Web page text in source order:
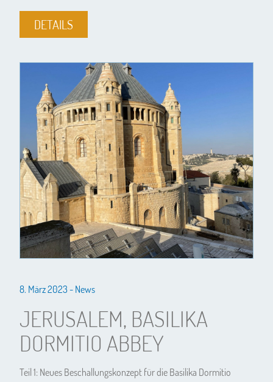
DETAILS
8. März 2023 - News
JERUSALEM, BASILIKA
DORMITIO ABBEY
Teil 1: Neues Beschallungskonzept für die Basilika Dormitio